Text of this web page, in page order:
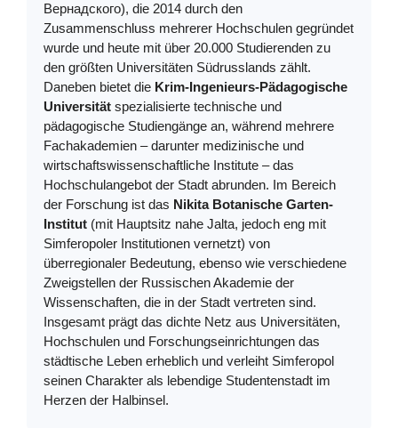
Вернадского), die 2014 durch den
Zusammenschluss mehrerer Hochschulen gegründet
wurde und heute mit über 20.000 Studierenden zu
den größten Universitäten Südrusslands zählt.
Daneben bietet die Krim-Ingenieurs-Pädagogische
Universität spezialisierte technische und
pädagogische Studiengänge an, während mehrere
Fachakademien – darunter medizinische und
wirtschaftswissenschaftliche Institute – das
Hochschulangebot der Stadt abrunden. Im Bereich
der Forschung ist das Nikita Botanische Garten-
Institut (mit Hauptsitz nahe Jalta, jedoch eng mit
Simferopoler Institutionen vernetzt) von
überregionaler Bedeutung, ebenso wie verschiedene
Zweigstellen der Russischen Akademie der
Wissenschaften, die in der Stadt vertreten sind.
Insgesamt prägt das dichte Netz aus Universitäten,
Hochschulen und Forschungseinrichtungen das
städtische Leben erheblich und verleiht Simferopol
seinen Charakter als lebendige Studentenstadt im
Herzen der Halbinsel.